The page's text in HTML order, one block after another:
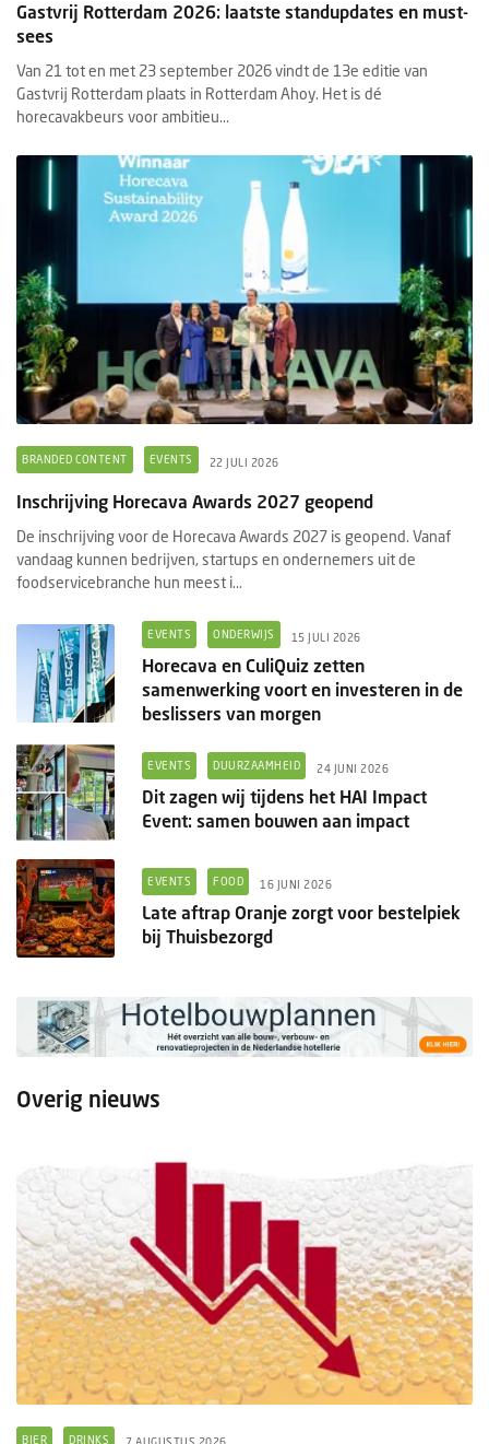
Gastvrij Rotterdam 2026: laatste standupdates en must-
sees
Van 21 tot en met 23 september 2026 vindt de 13e editie van
Gastvrij Rotterdam plaats in Rotterdam Ahoy. Het is dé
horecavakbeurs voor ambitieu...
BRANDED CONTENT EVENTS 22 JULI 2026
Inschrijving Horecava Awards 2027 geopend
De inschrijving voor de Horecava Awards 2027 is geopend. Vanaf
vandaag kunnen bedrijven, startups en ondernemers uit de
foodservicebranche hun meest i...
EVENTS ONDERWIJS 15 JULI 2026
Horecava en CuliQuiz zetten
samenwerking voort en investeren in de
beslissers van morgen
EVENTS DUURZAAMHEID 24 JUNI 2026
Dit zagen wij tijdens het HAI Impact
Event: samen bouwen aan impact
EVENTS FOOD 16 JUNI 2026
Late aftrap Oranje zorgt voor bestelpiek
bij Thuisbezorgd
Overig nieuws
BIER DRINKS